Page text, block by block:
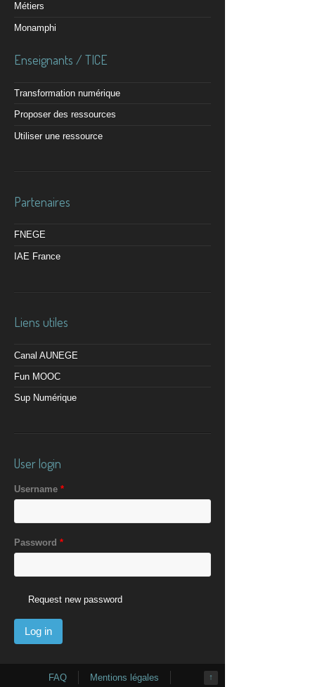
Métiers
Monamphi
Enseignants / TICE
Transformation numérique
Proposer des ressources
Utiliser une ressource
Partenaires
FNEGE
IAE France
Liens utiles
Canal AUNEGE
Fun MOOC
Sup Numérique
User login
Username *
Password *
Request new password
↑
FAQ
Mentions légales